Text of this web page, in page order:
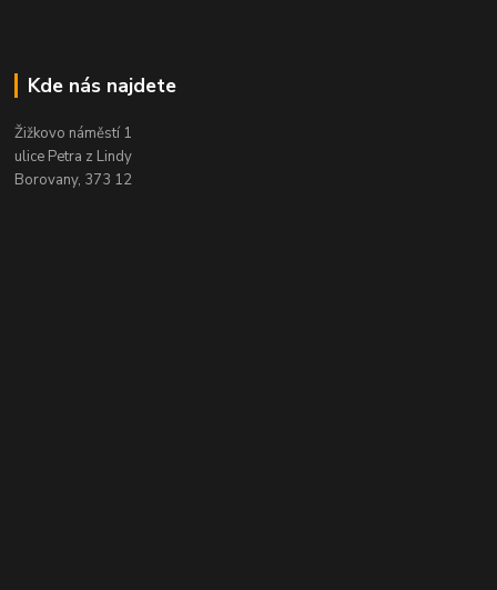
Kde nás najdete
Žižkovo náměstí 1
ulice Petra z Lindy
Borovany, 373 12